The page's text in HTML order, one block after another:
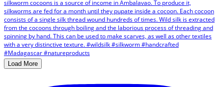
Load More